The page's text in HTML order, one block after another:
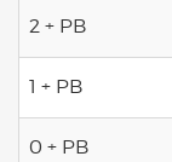
2 + PB
1 + PB
0 + PB